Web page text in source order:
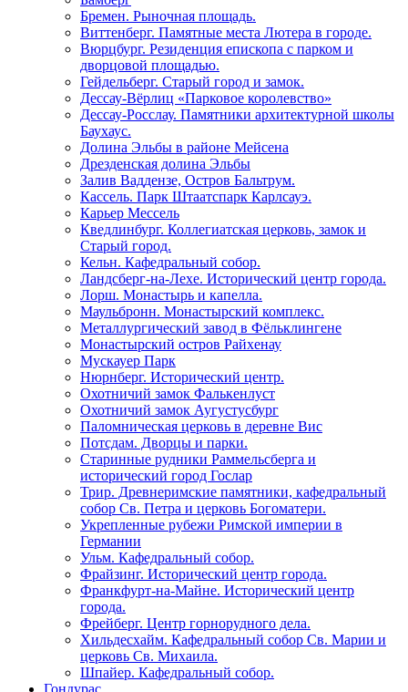
Бремен. Рыночная площадь.
Виттенберг. Памятные места Лютера в городе.
Вюрцбург. Резиденция епископа с парком и
дворцовой площадью.
Гейдельберг. Старый город и замок.
Дессау-Вёрлиц «Парковое королевство»
Дессау-Росслау. Памятники архитектурной школы
Баухаус.
Долина Эльбы в районе Мейсена
Дрезденская долина Эльбы
Залив Ваддензе, Остров Бальтрум.
Кассель. Парк Штаатспарк Карлсауэ.
Карьер Мессель
Кведлинбург. Коллегиатская церковь, замок и
Старый город.
Кельн. Кафедральный собор.
Ландсберг-на-Лехе. Исторический центр города.
Лорш. Монастырь и капелла.
Маульбронн. Монастырский комплекс.
Металлургический завод в Фёльклингене
Монастырский остров Райхенау
Мускауер Парк
Нюрнберг. Исторический центр.
Охотничий замок Фалькенлуст
Охотничий замок Аугустусбург
Паломническая церковь в деревне Вис
Потсдам. Дворцы и парки.
Старинные рудники Раммельсберга и
исторический город Гослар
Трир. Древнеримские памятники, кафедральный
собор Св. Петра и церковь Богоматери.
Укрепленные рубежи Римской империи в
Германии
Ульм. Кафедральный собор.
Фрайзинг. Исторический центр города.
Франкфурт-на-Майне. Исторический центр
города.
Фрейберг. Центр горнорудного дела.
Хильдесхайм. Кафедральный собор Cв. Марии и
церковь Св. Михаила.
Шпайер. Кафедральный собор.
Гондурас